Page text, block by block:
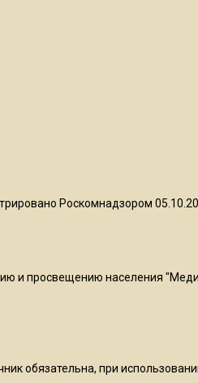
13:50
«Химок»
Роскомнадзором
и просвещению населения
обязательна, при